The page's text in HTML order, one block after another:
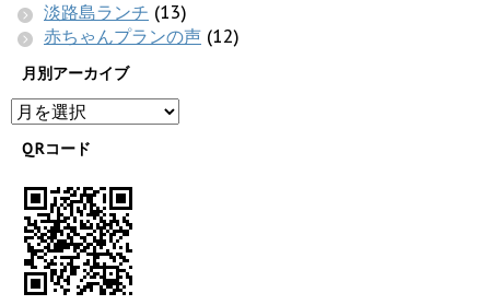
淡路島ランチ (13)
赤ちゃんプランの声 (12)
月別アーカイブ
QRコード